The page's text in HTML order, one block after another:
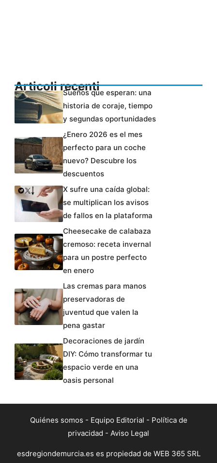
Articoli recentiSueños que esperan: una
historia de coraje, tiempo
y segundas oportunidades
¿Enero 2026 es el mes
perfecto para un coche
nuevo? Descubre los
descuentos
X sufre una caída global:
se multiplican los avisos
de fallos en la plataforma
Cheesecake de calabaza
cremoso: receta invernal
para un postre perfecto
en enero
Las cremas para manos
preservadoras de
juventud que valen la
pena gastar
Decoraciones de jardín
DIY: Cómo transformar tu
espacio verde en una
oasis personal
Quiénes somos - Equipo Editorial - Política de
privacidad - Aviso Legal
esdregiondemurcia.es es propiedad de WEB 365 SRL